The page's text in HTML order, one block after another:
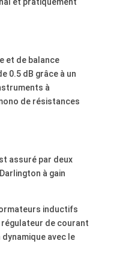
et de balance
0.5 dB grâce à un
à
de résistances
assuré par deux
à gain
inductifs
de courant
avec le